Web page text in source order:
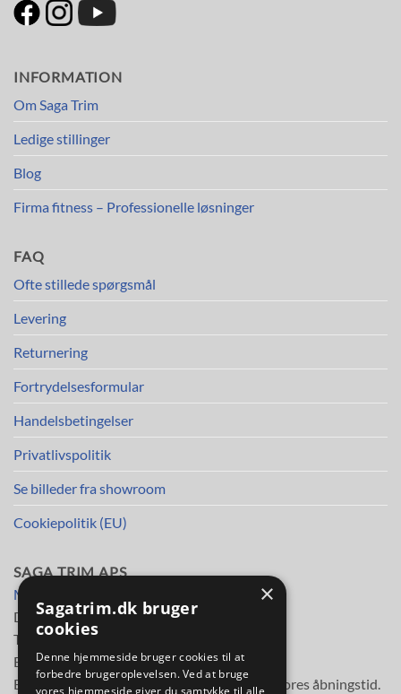
INFORMATION
Om Saga Trim
Ledige stillinger
Blog
Firma fitness – Professionelle løsninger
FAQ
Ofte stillede spørgsmål
Levering
Returnering
Fortrydelsesformular
Handelsbetingelser
Privatlivspolitik
Se billeder fra showroom
Cookiepolitik (EU)
SAGA TRIM APS
Mileparken 30
DK-2730 Herlev
Telefon38 11 48 11
E-mail:info@sagatrim.dk
E-mail besvares normalt inden for 3 timer i vores åbningstid.
×
Sagatrim.dk bruger
cookies
Denne hjemmeside bruger cookies til at
forbedre brugeroplevelsen. Ved at bruge
vores hjemmeside giver du samtykke til alle